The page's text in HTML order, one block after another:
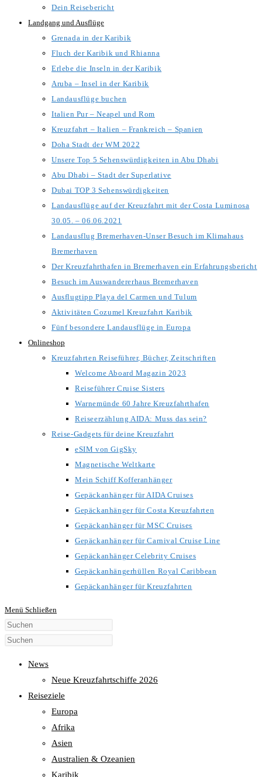
Dein Reisebericht
Landgang und Ausflüge
Grenada in der Karibik
Fluch der Karibik und Rhianna
Erlebe die Inseln in der Karibik
Aruba – Insel in der Karibik
Landausflüge buchen
Italien Pur – Neapel und Rom
Kreuzfahrt – Italien – Frankreich – Spanien
Doha Stadt der WM 2022
Unsere Top 5 Sehenswürdigkeiten in Abu Dhabi
Abu Dhabi – Stadt der Superlative
Dubai TOP 3 Sehenswürdigkeiten
Landausflüge auf der Kreuzfahrt mit der Costa Luminosa
30.05. – 06.06.2021
Landausflug Bremerhaven-Unser Besuch im Klimahaus
Bremerhaven
Der Kreuzfahrthafen in Bremerhaven ein Erfahrungsbericht
Besuch im Auswandererhaus Bremerhaven
Ausflugtipp Playa del Carmen und Tulum
Aktivitäten Cozumel Kreuzfahrt Karibik
Fünf besondere Landausflüge in Europa
Onlineshop
Kreuzfahrten Reiseführer, Bücher, Zeitschriften
Welcome Aboard Magazin 2023
Reiseführer Cruise Sisters
Warnemünde 60 Jahre Kreuzfahrthafen
Reiseerzählung AIDA: Muss das sein?
Reise-Gadgets für deine Kreuzfahrt
eSIM von GigSky
Magnetische Weltkarte
Mein Schiff Kofferanhänger
Gepäckanhänger für AIDA Cruises
Gepäckanhänger für Costa Kreuzfahrten
Gepäckanhänger für MSC Cruises
Gepäckanhänger für Carnival Cruise Line
Gepäckanhänger Celebrity Cruises
Gepäckanhängerhüllen Royal Caribbean
Gepäckanhänger für Kreuzfahrten
Menü Schließen
Diese
Website
News
Neue Kreuzfahrtschiffe 2026
Reiseziele
Europa
Afrika
Asien
Australien & Ozeanien
Karibik